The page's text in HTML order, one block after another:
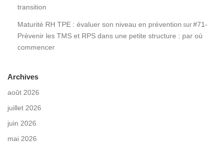
transition
Maturité RH TPE : évaluer son niveau en prévention sur #71-
Prévenir les TMS et RPS dans une petite structure : par où
commencer
Archives
août 2026
juillet 2026
juin 2026
mai 2026